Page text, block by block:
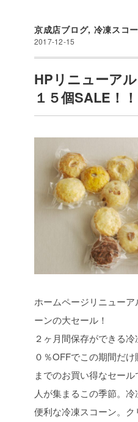
京成店ブログ, 冷凍スコ
2017-12-15
HPリニューア
１５個SALE！！
ホームページリニュー
ーンの大セール！
２ヶ月間保存ができる
０％OFFでこの期間だ
までのお買い得なセール
人が集まるこの季節。
便利な冷凍スコーン。